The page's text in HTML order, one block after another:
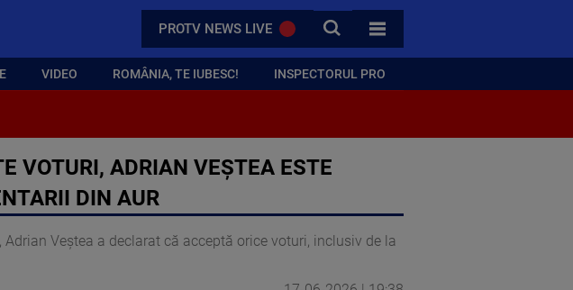
PROTV NEWS LIVE CAUTA
TOATE CATEGORIILE
VIDEO ROMÂNIA, TE IUBESC! INSPECTORUL PRO
VOTURI, ADRIAN VEȘTEA ESTE
DIN AUR
Veștea a declarat că acceptă orice voturi, inclusiv de la